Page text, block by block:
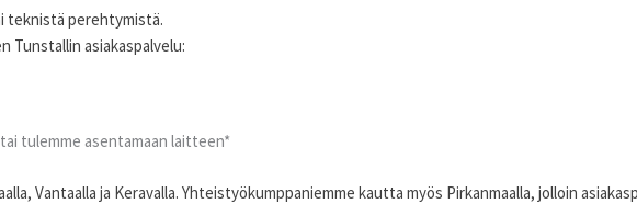
teknistä perehtymistä.
Tunstallin asiakaspalvelu:
tulemme asentamaan laitteen*
Vantaalla ja Keravalla. Yhteistyökumppaniemme kautta myös Pirkanmaalla, jolloin